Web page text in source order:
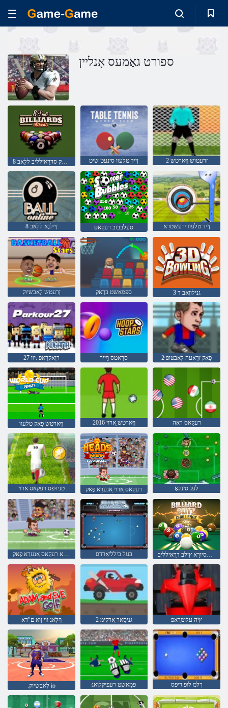
ספורט גאַמעס אָנליין
קיסַאלק סדרַאילליב ללַאב 8 ןייד טלעוו סינעט שיט 2 זרעטוש ףָארטש
ןיילנָא ללַאב 8 סעלבבוב רעקַאס ןייד טלעוו ירעשטרַא
ןרעטש לָאבשיוק סּפמַאשט ברָאק גנילווָאב ד 3
27 רוָאקרַאּפ :יוו סרַאטס ףַייר 2 ּפַאק זדַאעה לָאבטופ
ףָארטש ּפַאק טלעוו 2016 ףָארטש ַארוי רעקַאס ראה
טנירּפס רעקַאס ַארוי רעקַאס ַארוי ַאנערַא ּפָאק לעג סינקאָ
ןרעטש עלַא רעקַאס ַאנערַא ּפָאק בעל בילליאַרדס ןפורסיורַא ץילב דרַאילליב
ףלָאג ווי ןוא ם"דא 2 גניסַאר ָארקימ ץיה עלומרָאפ
.לָאבשיוק io ּפמַאשט רעּפיקלוָאג ךלמ לוּפ דיּפס